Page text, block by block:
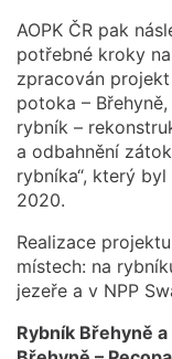
AOPK ČR pak
potřebné kroky
zpracován
potoka –
rybník –
a odbahnění
rybníka“, který
2020.
Realizace
místech: na
jezeře a v NPP
Rybník Břehyně